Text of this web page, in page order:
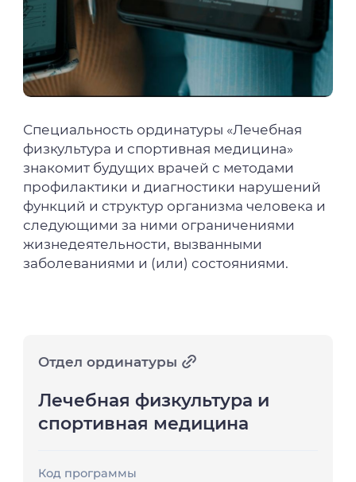
Специальность ординатуры «Лечебная
физкультура и спортивная медицина»
знакомит будущих врачей с методами
профилактики и диагностики нарушений
функций и структур организма человека и
следующими за ними ограничениями
жизнедеятельности, вызванными
заболеваниями и (или) состояниями.
Отдел ординатуры
Лечебная физкультура и
спортивная медицина
Код программы